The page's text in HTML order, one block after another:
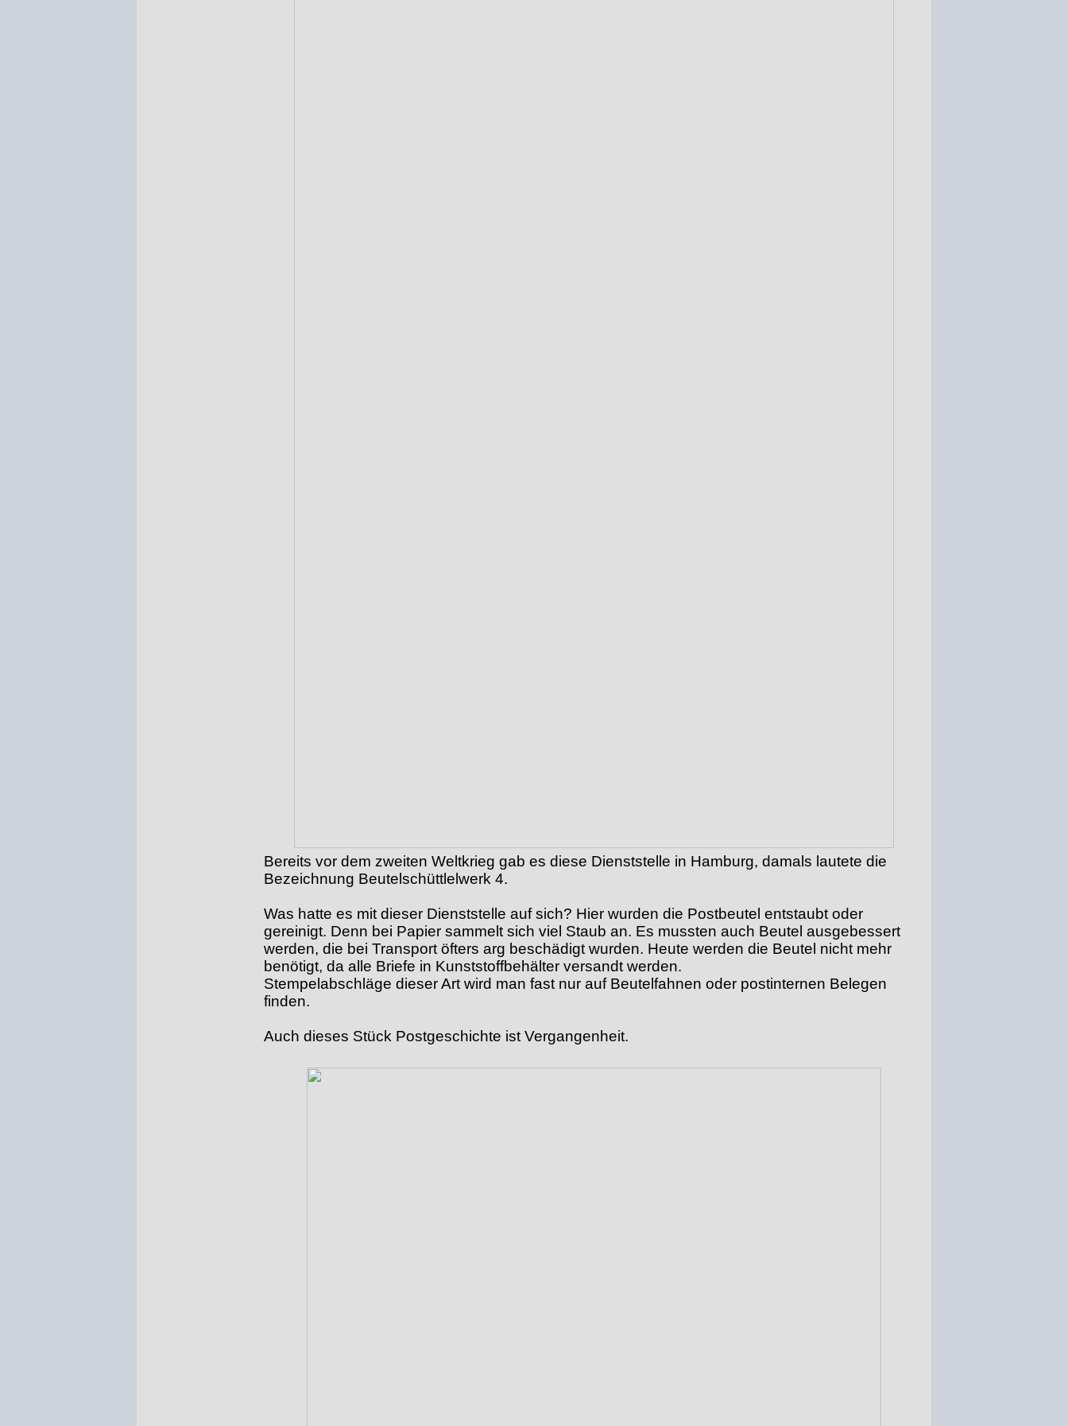
Bereits vor dem zweiten Weltkrieg gab es diese Dienststelle in Hamburg, damals lautete die
Bezeichnung Beutelschüttlelwerk 4.
Was hatte es mit dieser Dienststelle auf sich? Hier wurden die Postbeutel entstaubt oder
gereinigt. Denn bei Papier sammelt sich viel Staub an. Es mussten auch Beutel ausgebessert
werden, die bei Transport öfters arg beschädigt wurden. Heute werden die Beutel nicht mehr
benötigt, da alle Briefe in Kunststoffbehälter versandt werden.
Stempelabschläge dieser Art wird man fast nur auf Beutelfahnen oder postinternen Belegen
finden.
Auch dieses Stück Postgeschichte ist Vergangenheit.